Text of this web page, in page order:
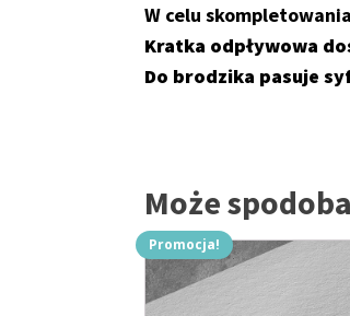
W celu
Kratka odpływowa
Do brodzika pasuje
Może
Promocja!